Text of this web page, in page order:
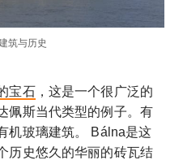
筑与历史
宝石，这是一个很广泛的
佩斯当代类型的例子。有
机玻璃建筑。 Bálna是这
历史悠久的华丽的砖瓦结